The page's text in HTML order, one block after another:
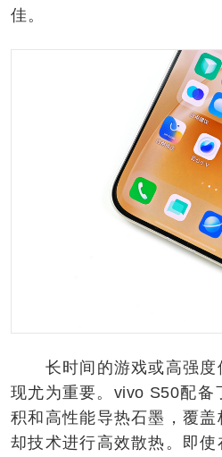
佳。
长时间的游戏或高强度
现尤为重要。vivo S50配备
积和高性能导热石墨，覆
却技术进行高效散热。即